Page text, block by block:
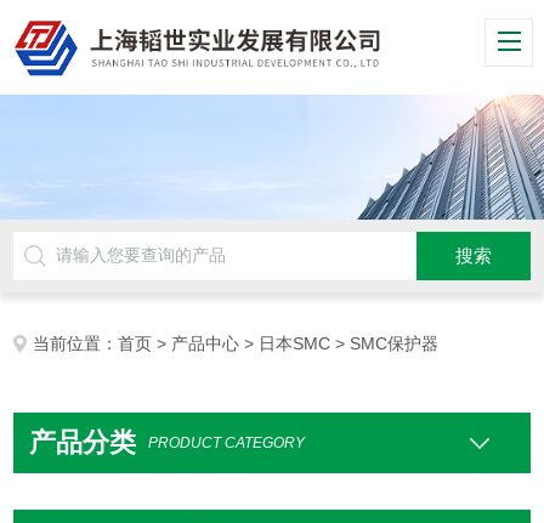
当前位置：首页 > 产品中心 > 日本SMC > SMC保护器
产品分类 PRODUCT CATEGORY